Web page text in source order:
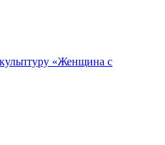
«Женщина с